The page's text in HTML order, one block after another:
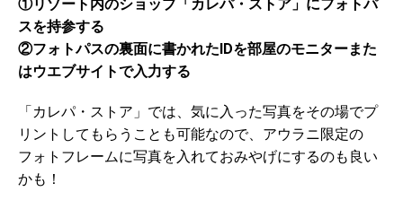
①リゾート内のショップ「カレパ・ストア」にフォトパ
スを持参する
②フォトパスの裏面に書かれたIDを部屋のモニターまた
はウエブサイトで入力する
「カレパ・ストア」では、気に入った写真をその場でプ
リントしてもらうことも可能なので、アウラニ限定の
フォトフレームに写真を入れておみやげにするのも良い
かも！